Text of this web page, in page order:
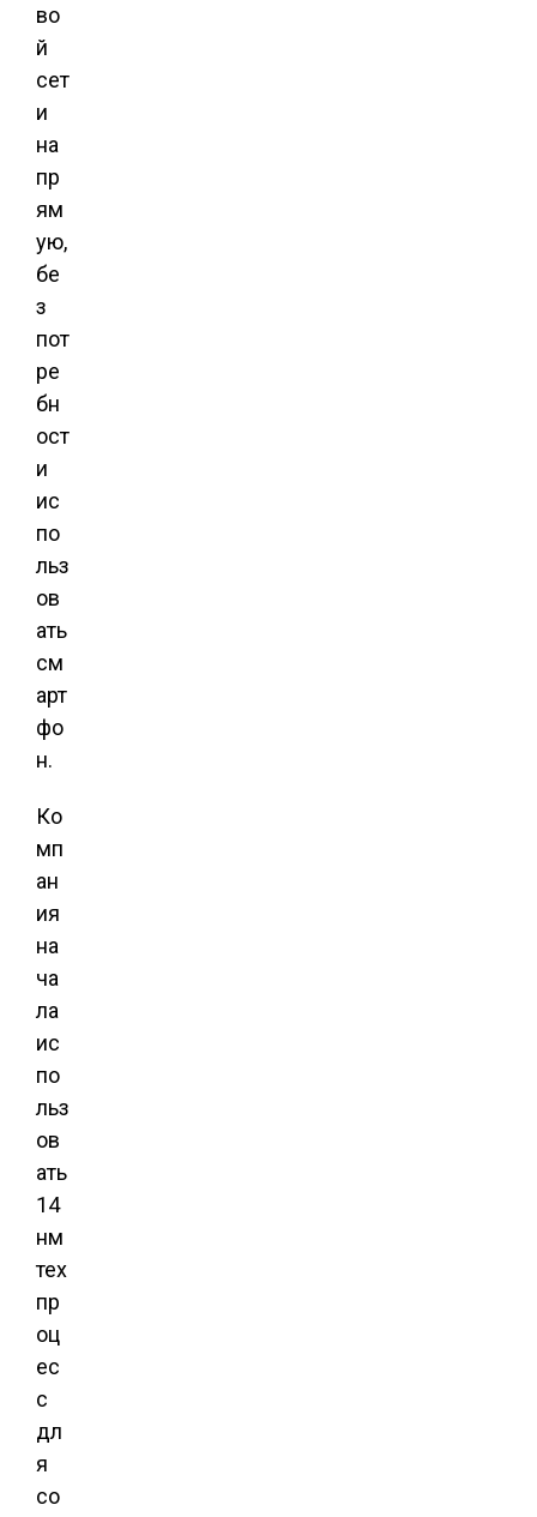
во
й
сет
и
на
пр
ям
ую,
бе
з
пот
ре
бн
ост
и
ис
по
льз
ов
ать
см
арт
фо
н.
Ко
мп
ан
ия
на
ча
ла
ис
по
льз
ов
ать
14
нм
тех
пр
оц
ес
с
дл
я
со